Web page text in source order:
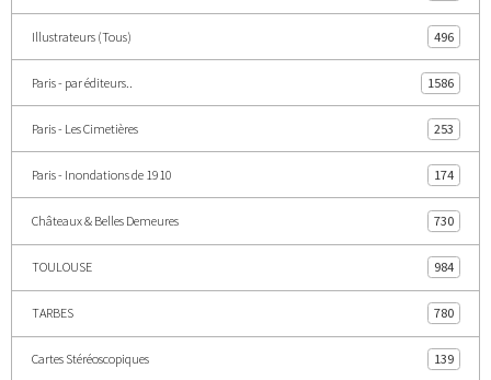
Illustrateurs (Tous) 496
Paris - par éditeurs.. 1586
Paris - Les Cimetières 253
Paris - Inondations de 1910 174
Châteaux & Belles Demeures 730
TOULOUSE 984
TARBES 780
Cartes Stéréoscopiques 139